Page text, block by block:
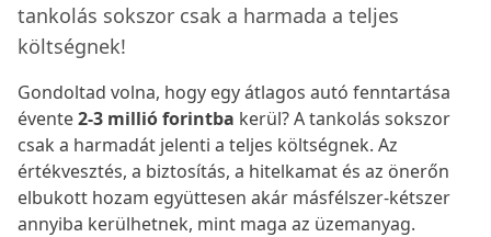
tankolás sokszor csak a harmada a teljes
költségnek!
Gondoltad volna, hogy egy átlagos autó fenntartása
évente2-3 millió forintba kerül? A tankolás sokszor
csak a harmadát jelenti a teljes költségnek. Az
értékvesztés, a biztosítás, a hitelkamat és az önerőn
elbukott hozam együttesen akár másfélszer-kétszer
annyiba kerülhetnek, mint maga az üzemanyag.